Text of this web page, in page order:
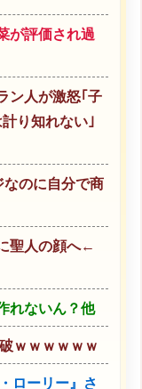
が評価され過
ン人が激怒｢子
り知れない｣
なのに自分で商
聖人の顔へ←
れないん？他
ｗｗｗｗｗｗ
ローリー』さ